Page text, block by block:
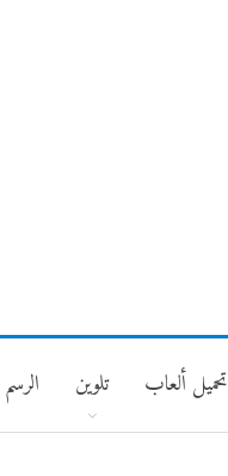
تحميل ألعاب تلوين